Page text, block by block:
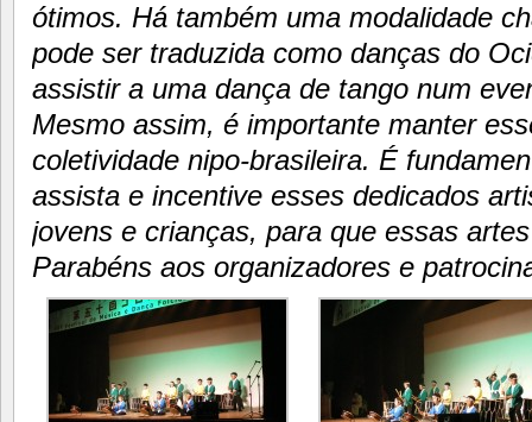
ótimos. Há também uma modalidade
pode ser traduzida como danças do
assistir a uma dança de tango num
Mesmo assim, é importante manter
coletividade nipo-brasileira. É
assista e incentive esses dedicados
jovens e crianças, para que essas
Parabéns aos organizadores e